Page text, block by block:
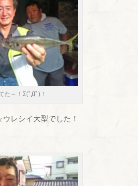
た～！Σ(ﾟДﾟ)！
レシイ大型でした！